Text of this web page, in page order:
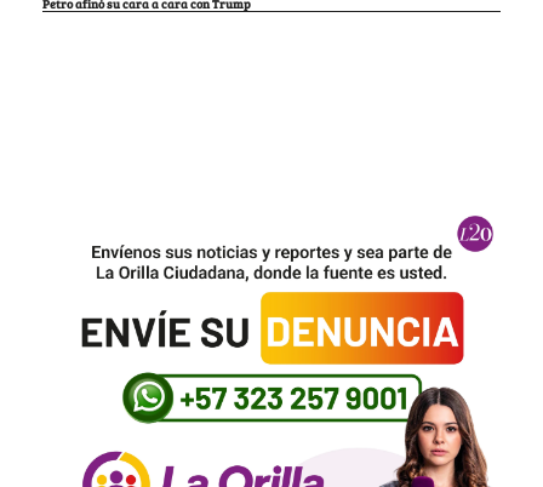
Petro afinó su cara a cara con Trump